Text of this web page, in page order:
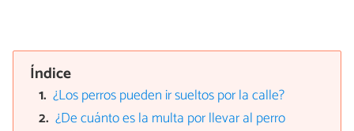
Índice
¿Los perros pueden ir sueltos por la calle?
¿De cuánto es la multa por llevar al perro